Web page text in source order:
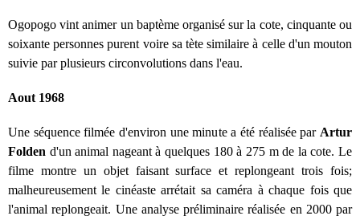
Ogopogo vint animer un baptème organisé sur la cote, cinquante ou
soixante personnes purent voire sa tète similaire à celle d'un mouton
suivie par plusieurs circonvolutions dans l'eau.
Aout 1968
Une séquence filmée d'environ une minute a été réalisée par Artur
Folden d'un animal nageant à quelques 180 à 275 m de la cote. Le
filme montre un objet faisant surface et replongeant trois fois;
malheureusement le cinéaste arrétait sa caméra à chaque fois que
l'animal replongeait. Une analyse préliminaire réalisée en 2000 par